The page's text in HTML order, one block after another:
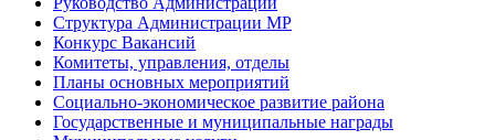
Структура Администрации МР
Конкурс Вакансий
Комитеты, управления, отделы
Планы основных мероприятий
Социально-экономическое развитие района
Государственные и муниципальные награды